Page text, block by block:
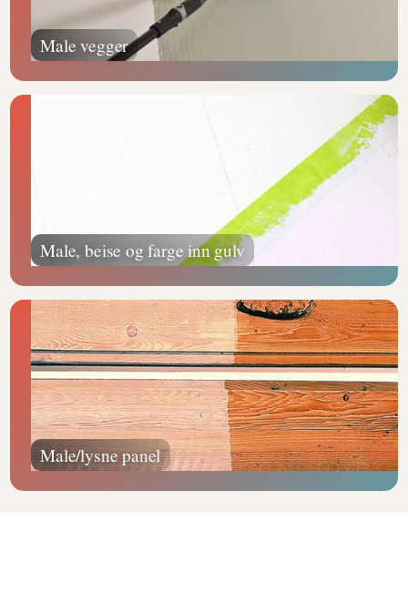
Male vegger
Male, beise og farge inn gulv
Male/lysne panel